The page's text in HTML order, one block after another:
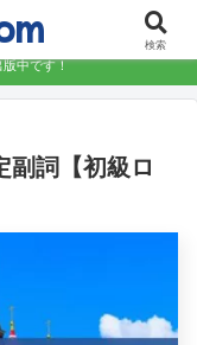
ぶ
中です！
副詞【初級ロ
検索